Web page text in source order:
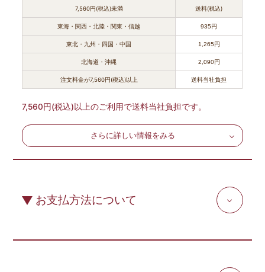
7,560円(税込)未満 送料(税込)
東海・関西・北陸・関東・信越 935円
東北・九州・四国・中国 1,265円
北海道・沖縄 2,090円
注文料金が7,560円(税込)以上 送料当社負担
7,560円(税込)以上のご利用で送料当社負担です。
さらに詳しい情報をみる
お支払方法について